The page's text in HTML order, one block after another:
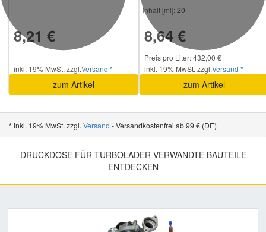
8,21 €
inkl. 19% MwSt. zzgl.Versand *
zum Artikel
Inhalt [ml]: 20
8,64 €
Preis pro Liter: 432,00 €
inkl. 19% MwSt. zzgl.Versand *
zum Artikel
* inkl. 19% MwSt. zzgl. Versand - Versandkostenfrei ab 99 € (DE)
DRUCKDOSE FÜR TURBOLADER VERWANDTE BAUTEILE
ENTDECKEN